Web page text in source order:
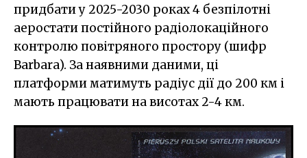
придбати у 2025-2030 роках 4 безпілотні
аеростати постійного радіолокаційного
контролю повітряного простору (шифр
Barbara). За наявними даними, ці
платформи матимуть радіус дії до 200 км і
мають працювати на висотах 2-4 км.